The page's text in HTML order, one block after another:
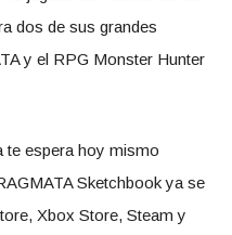
dos de sus grandes
y el RPG Monster Hunter
te espera hoy mismo
Sketchbook ya se
Xbox Store, Steam y